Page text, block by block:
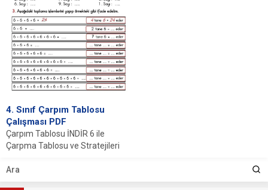
4. Sınıf Çarpım Tablosu
Çalışması PDF
Çarpım Tablosu İNDİR 6 ile
Çarpma Tablosu ve Stratejileri
işlemlerde temel bir...